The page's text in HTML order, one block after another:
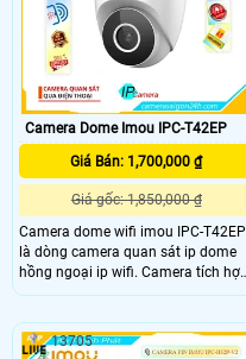
cung cấp video rõ nét cả ngày lẫn
Camera Dome Imou IPC-T42EP
Giá Bán: 1,700,000 ₫
Giá gốc: 1,850,000 ₫
Camera dome wifi imou IPC-T42EP
là dòng camera quan sát ip dome
hồng ngoại ip wifi. Camera tích hợp
cảm biến hồng ngoại Độ phân giải
1/2. 8”, 25/30fps@4
13705